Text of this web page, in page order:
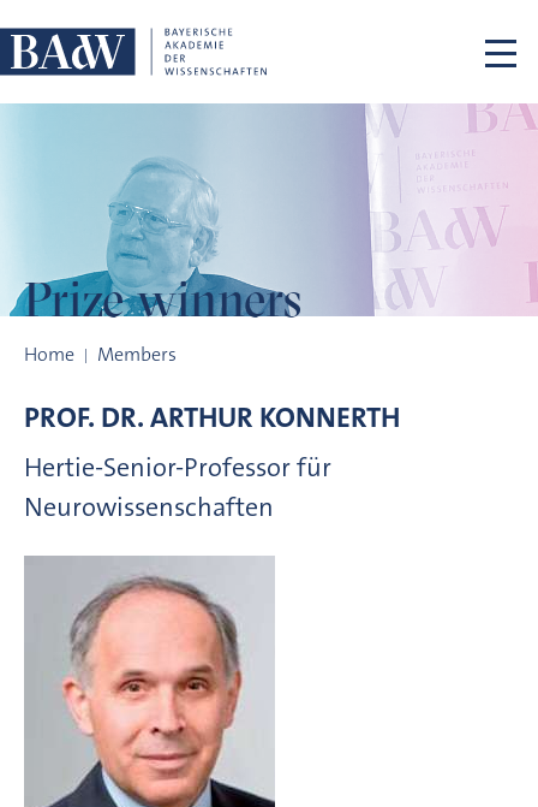
Prize winners
Home Members
PROF. DR.ARTHUR KONNERTH
Hertie-Senior-Professor für
Neurowissenschaften